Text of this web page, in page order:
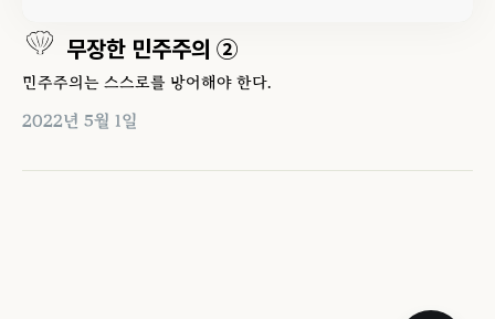
무장한 민주주의 ②
민주주의는 스스로를 방어해야 한다.
2022년 5월 1일